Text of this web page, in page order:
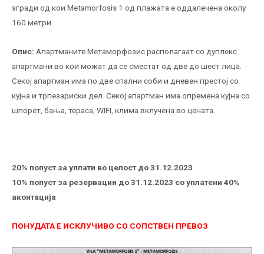
згради од кои Metamorfosis 1 од плажата е оддалечена околу
160 метри.
Опис: Апартманите Метаморфозис располагаат со дуплекс
апартмани во кои можат да се сместат од две до шест лица.
Секој апартман има по две спални соби и дневен престој со
кујна и трпезариски дел. Секој апартман има опремена кујна со
шпорет, бања, тераса, WIFI, клима вклучена во цената.
20% попуст за уплати во целост до 31.12.2023
10% попуст за резервации до 31.12.2023 со уплатени 40%
аконтација
ПОНУДАТА Е ИСКЛУЧИВО СО СОПСТВЕН ПРЕВОЗ